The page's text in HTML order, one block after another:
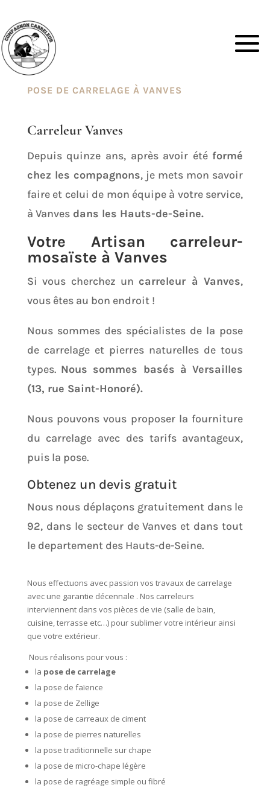
POSE DE CARRELAGE À VANVES
Carreleur Vanves
Depuis quinze ans, après avoir été formé
chez les compagnons, je mets mon savoir
faire et celui de mon équipe à votre service,
à Vanvesdans les Hauts-de-Seine.
Votre Artisan carreleur-
mosaïste à Vanves
Si vous cherchez un carreleur à Vanves,
vous êtes au bon endroit !
Nous sommes des spécialistes de la pose
de carrelage et pierres naturelles de tous
types. Nous sommes basés à Versailles
(13, rue Saint-Honoré).
Nous pouvons vous proposer la fourniture
du carrelage avec des tarifs avantageux,
puis la pose.
Obtenez un devis gratuit
Nous nous déplaçons gratuitement dans le
92, dans le secteur de Vanves et dans tout
le departement des Hauts-de-Seine.
Nous effectuons avec passion vos travaux de carrelage
avec une garantie décennale . Nos carreleurs
interviennent dans vos pièces de vie (salle de bain,
cuisine, terrasse etc…) pour sublimer votre intérieur ainsi
que votre extérieur.
Nous réalisons pour vous :
la pose de carrelage
la pose de faïence
la pose de Zellige
la pose de carreaux de ciment
la pose de pierres naturelles
la pose traditionnelle sur chape
la pose de micro-chape légère
la pose de ragréage simple ou fibré